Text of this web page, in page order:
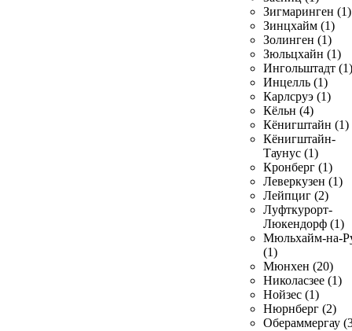
Зигмаринген (1)
Зинцхайм (1)
Золинген (1)
Зюльцхайн (1)
Ингольштадт (1)
Инцелль (1)
Карлсруэ (1)
Кёльн (4)
Кёнигштайн (1)
Кёнигштайн-
Таунус (1)
Кронберг (1)
Леверкузен (1)
Лейпциг (2)
Луфткурорт-
Люкендорф (1)
Мюльхайм-на-
(1)
Мюнхен (20)
Николасзее (1)
Нойзес (1)
Нюрнберг (2)
Обераммергау